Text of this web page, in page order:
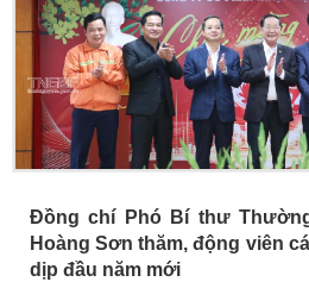
Đồng chí Phó Bí thư
Hoàng Sơn thăm, động viên
dịp đầu năm mới